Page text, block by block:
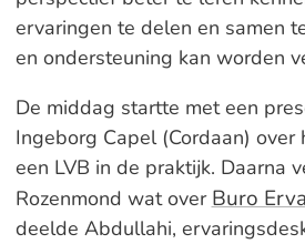
ervaringen te delen en samen
en ondersteuning kan worden
De middag startte met een
Ingeborg Capel (Cordaan) over
een LVB in de praktijk. Daarna
Rozenmond wat over Buro
deelde Abdullahi,